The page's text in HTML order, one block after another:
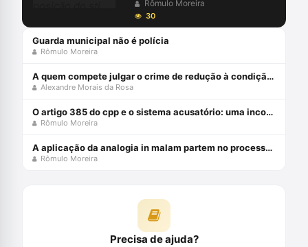
Rômulo Moreira
30
Guarda municipal não é polícia
Rômulo Moreira
A quem compete julgar o crime de redução à condição análoga à escravo (cp, art. 149)?
Alexandre Morais da Rosa
O artigo 385 do cpp e o sistema acusatório: uma incompatiblidade com a constituição federal
Rômulo Moreira
A aplicação da analogia in malam partem no processo penal brasileiro
Rômulo Moreira
Precisa de ajuda?